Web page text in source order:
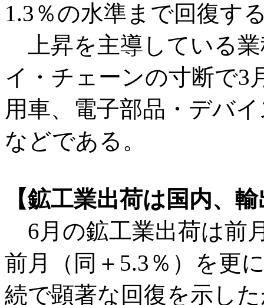
1.3％の水準まで回復す
上昇を主導している
イ・チェーンの寸断で3
用車、電子部品・デバ
などである。
【鉱工業出荷は国内、
6月の鉱工業出荷は前
前月（同＋5.3％）を更
続で顕著な回復を示し